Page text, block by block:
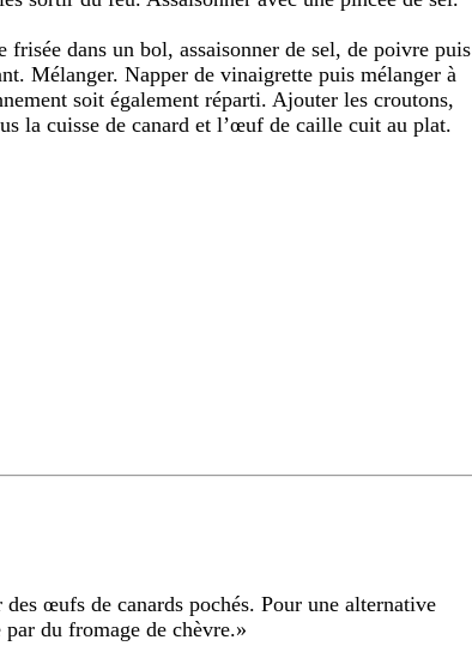
frisée dans un bol, assaisonner de sel, de poivre puis
Mélanger. Napper de vinaigrette puis mélanger à
soit également réparti. Ajouter les croutons,
la cuisse de canard et l’œuf de caille cuit au plat.
œufs de canards pochés. Pour une alternative
du fromage de chèvre.»